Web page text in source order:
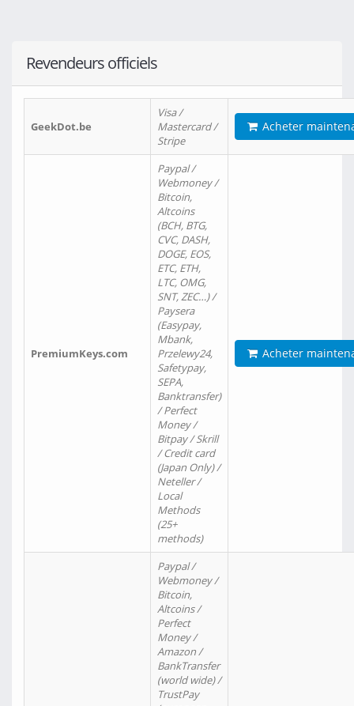
Revendeurs officiels
GeekDot.be
Visa /
Mastercard /
Stripe
Acheter
PremiumKeys.com
Paypal /
Webmoney /
Bitcoin,
Altcoins
(BCH, BTG,
CVC, DASH,
DOGE, EOS,
ETC, ETH,
LTC, OMG,
SNT, ZEC…) /
Paysera
(Easypay,
Mbank,
Przelewy24,
Safetypay,
SEPA,
Banktransfer)
/ Perfect
Money /
Bitpay / Skrill
/ Credit card
(Japan Only) /
Neteller /
Local
Methods
(25+
methods)
Acheter
Paypal /
Webmoney /
Bitcoin,
Altcoins /
Perfect
Money /
Amazon /
BankTransfer
(world wide) /
TrustPay